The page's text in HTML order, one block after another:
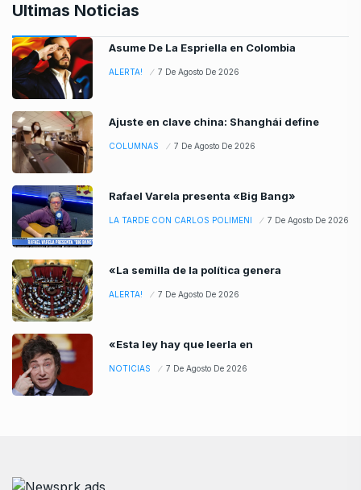
Ultimas Noticias
Asume De La Espriella en Colombia
ALERTA! 7 De Agosto De 2026
Ajuste en clave china: Shanghái define
COLUMNAS 7 De Agosto De 2026
Rafael Varela presenta «Big Bang»
LA TARDE CON CARLOS POLIMENI 7 De Agosto De 2026
«La semilla de la política genera
ALERTA! 7 De Agosto De 2026
«Esta ley hay que leerla en
NOTICIAS 7 De Agosto De 2026